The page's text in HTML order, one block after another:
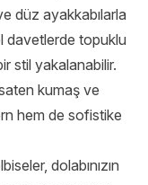
düz ayakkabılarla
davetlerde topuklu
stil yakalanabilir.
kumaş ve
hem de sofistike
dolabınızın